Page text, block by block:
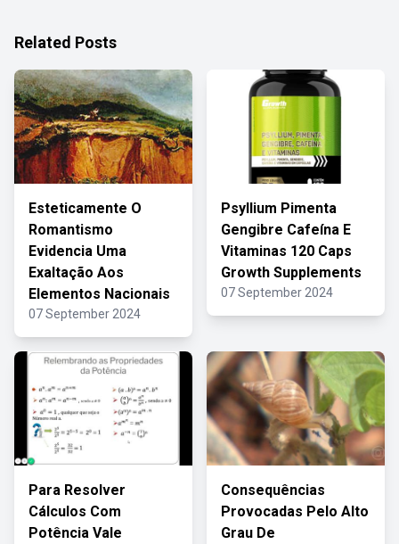
Related Posts
Esteticamente O
Romantismo
Evidencia Uma
Exaltação Aos
Elementos Nacionais
07 September 2024
Psyllium Pimenta
Gengibre Cafeína E
Vitaminas 120 Caps
Growth Supplements
07 September 2024
Para Resolver
Cálculos Com
Potência Vale
Consequências
Provocadas Pelo Alto
Grau De